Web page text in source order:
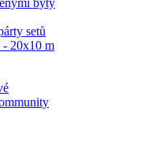
byty
setů
- 20x10 m